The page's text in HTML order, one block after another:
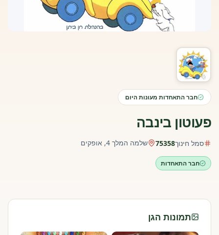
פורטל רואי חשבון
חבר התאחדות מעונות היום
פעוטון בינבה
סמל חינוך75358 שלמה המלך 4, אופקים
חבר התאחדות
תמונות הגן